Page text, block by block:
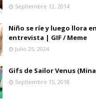
Septiembre 12, 2014
Niño se ríe y luego llora
entrevista | GIF / Meme
Julio 25, 2024
Gifs de Sailor Venus
Septiembre 15, 2018